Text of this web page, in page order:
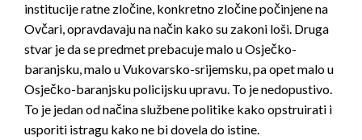
institucije ratne zločine, konkretno zločine počinjene na
Ovčari, opravdavaju na način kako su zakoni loši. Druga
stvar je da se predmet prebacuje malo u Osječko-
baranjsku, malo u Vukovarsko-srijemsku, pa opet malo u
Osječko-baranjsku policijsku upravu. To je nedopustivo.
To je jedan od načina službene politike kako opstruirati i
usporiti istragu kako ne bi dovela do istine.